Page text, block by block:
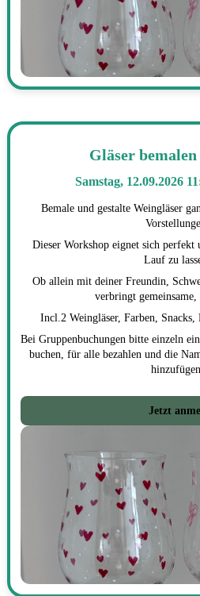
Gläser bemalen
Samstag, 12.09.2026
Bemale und gestalte Weingläser
Dieser Workshop eignet sich
Lauf zu
Ob allein mit deiner Freundin,
verbringt gemeinsame,
Incl.2 Weingläser, Farben, Snacks,
Bei Gruppenbuchungen bitte einzeln
buchen, für alle bezahlen und die
hinzufügen.
Jetzt